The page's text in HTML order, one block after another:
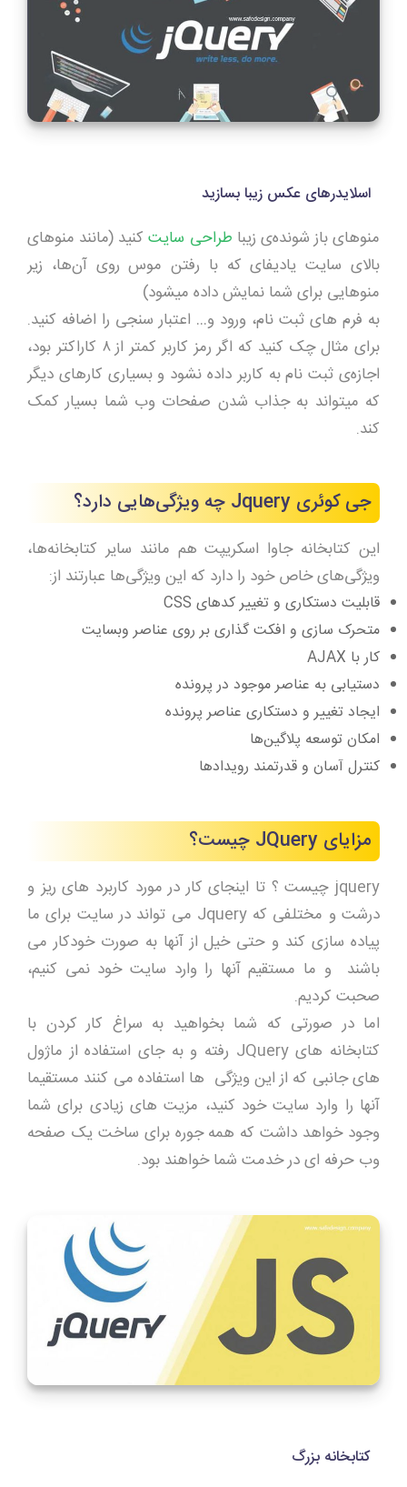
اسلایدرهای عکس زیبا بسازید
منوهای باز شونده‌ی زیبا طراحی سایتکنید (مانند منوهای
بالای سایت یادیفای که با رفتن موس روی آن‌ها، زیر
منوهایی برای شما نمایش داده میشود)
به فرم های ثبت نام، ورود و… اعتبار سنجی را اضافه کنید.
برای مثال چک کنید که اگر رمز کاربر کمتر از ۸ کاراکتر بود،
اجازه‌ی ثبت نام به کاربر داده نشود و بسیاری کارهای دیگر
که میتواند به جذاب شدن صفحات وب شما بسیار کمک
کند.
جی کوئری Jquery چه ویژگی‌هایی دارد؟
این کتابخانه جاوا اسکریپت هم مانند سایر کتابخانه‌ها،
ویژگی‌های خاص خود را دارد که این ویژگی‌ها عبارتند از:
قابلیت دستکاری و تغییر کدهای CSS
متحرک سازی و افکت گذاری بر روی عناصر وبسایت
کار با AJAX
دستیابی به عناصر موجود در پرونده
ایجاد تغییر و دستکاری عناصر پرونده
امکان توسعه پلاگین‌ها
کنترل آسان و قدرتمند رویدادها
مزایای JQuery چیست؟
jquery چیست ؟ تا اینجای کار در مورد کاربرد های ریز و
درشت و مختلفی که Jquery می تواند در سایت برای ما
پیاده سازی کند و حتی خیل از آنها به صورت خودکار می
باشند و ما مستقیم آنها را وارد سایت خود نمی کنیم،
صحبت کردیم.
اما در صورتی که شما بخواهید به سراغ کار کردن با
کتابخانه های JQuery رفته و به جای استفاده از ماژول
های جانبی که از این ویژگی ها استفاده می کنند مستقیما
آنها را وارد سایت خود کنید، مزیت های زیادی برای شما
وجود خواهد داشت که همه جوره برای ساخت یک صفحه
وب حرفه ای در خدمت شما خواهند بود.
کتابخانه بزرگ